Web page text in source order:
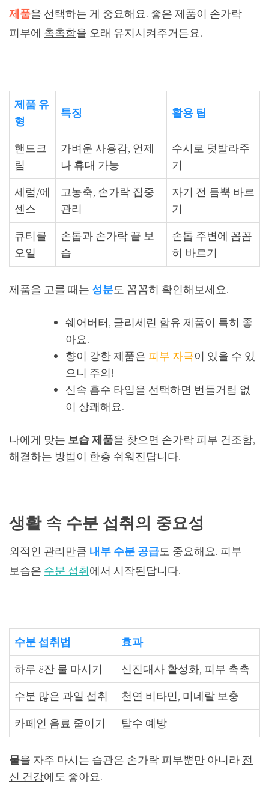
제품을 선택하는 게 중요해요. 좋은 제품이 손가락
피부에 촉촉함을 오래 유지시켜주거든요.
제품 유
형
특징 활용 팁
핸드크
림
가벼운 사용감, 언제
나 휴대 가능
수시로 덧발라주
기
세럼/에
센스
고농축, 손가락 집중
관리
자기 전 듬뿍 바르
기
큐티클
오일
손톱과 손가락 끝 보
습
손톱 주변에 꼼꼼
히 바르기
제품을 고를 때는 성분도 꼼꼼히 확인해보세요.
쉐어버터, 글리세린 함유 제품이 특히 좋
아요.
향이 강한 제품은 피부 자극이 있을 수 있
으니 주의!
신속 흡수 타입을 선택하면 번들거림 없
이 상쾌해요.
나에게 맞는 보습 제품을 찾으면 손가락 피부 건조함,
해결하는 방법이 한층 쉬워진답니다.
생활 속 수분 섭취의 중요성
외적인 관리만큼 내부 수분 공급도 중요해요. 피부
보습은 수분 섭취에서 시작된답니다.
수분 섭취법
효과
하루 8잔 물 마시기
신진대사 활성화, 피부 촉촉
수분 많은 과일 섭취
천연 비타민, 미네랄 보충
카페인 음료 줄이기
탈수 예방
물을 자주 마시는 습관은 손가락 피부뿐만 아니라 전
신 건강에도 좋아요.